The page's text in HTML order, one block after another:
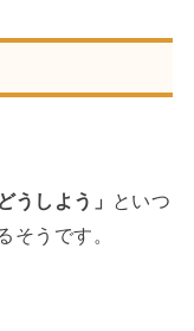
うしよう」
といつ
そうです。